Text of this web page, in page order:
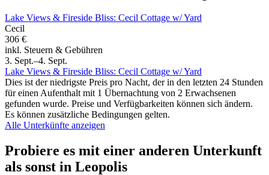
Lake Views & Fireside Bliss: Cecil Cottage w/ Yard
Cecil
306 €
inkl. Steuern & Gebühren
3. Sept.–4. Sept.
Lake Views & Fireside Bliss: Cecil Cottage w/ Yard
Dies ist der niedrigste Preis pro Nacht, der in den letzten 24 Stunden
für einen Aufenthalt mit 1 Übernachtung von 2 Erwachsenen
gefunden wurde. Preise und Verfügbarkeiten können sich ändern.
Es können zusätzliche Bedingungen gelten.
Alle Unterkünfte anzeigen
Probiere es mit einer anderen Unterkunft
als sonst in Leopolis